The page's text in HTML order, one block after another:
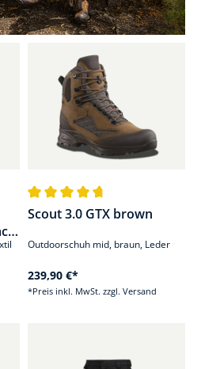
von 4.9 von 5 Sternen
Durchschnittliche Bewertung
Scout 3.0 GTX brown
Outdoorschuh mid, braun, Leder
239,90 €*
*Preis inkl. MwSt. zzgl. Versand